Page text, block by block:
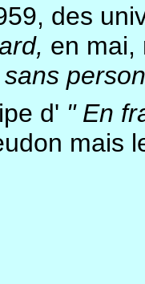
des
en mai,
d' " En
mais